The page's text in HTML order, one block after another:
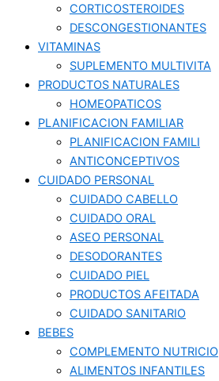
CORTICOSTEROIDES
DESCONGESTIONANTES
VITAMINAS
SUPLEMENTO MULTIVITA
PRODUCTOS NATURALES
HOMEOPATICOS
PLANIFICACION FAMILIAR
PLANIFICACION FAMILI
ANTICONCEPTIVOS
CUIDADO PERSONAL
CUIDADO CABELLO
CUIDADO ORAL
ASEO PERSONAL
DESODORANTES
CUIDADO PIEL
PRODUCTOS AFEITADA
CUIDADO SANITARIO
BEBES
COMPLEMENTO NUTRICIO
ALIMENTOS INFANTILES